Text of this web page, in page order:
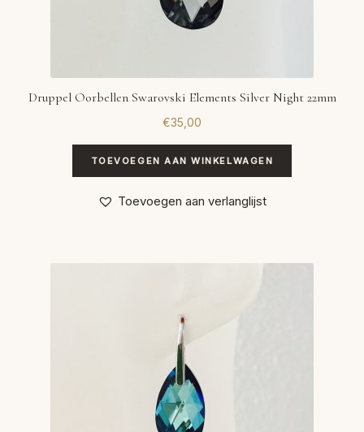
Druppel Oorbellen Swarovski Elements Silver Night 22mm
€35,00
TOEVOEGEN AAN WINKELWAGEN
Toevoegen aan verlanglijst